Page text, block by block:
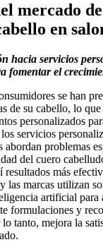
mercado
en
hacia servicios
fomentar el
se han
de su cabello, lo que
personalizados
servicios
abordan problemas
del cuero
más
las marcas utilizan
artificial para
formulaciones y
tanto, mejora la